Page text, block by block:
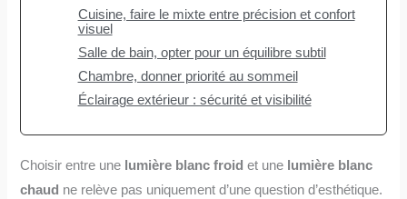
Cuisine, faire le mixte entre précision et confort
visuel
Salle de bain, opter pour un équilibre subtil
Chambre, donner priorité au sommeil
Éclairage extérieur : sécurité et visibilité
Choisir entre une lumière blanc froid et une lumière blanc
chaud ne relève pas uniquement d’une question d’esthétique.